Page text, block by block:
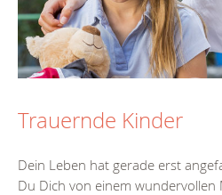
Trauernde Kinder
Dein Leben hat gerade erst
Du Dich von einem